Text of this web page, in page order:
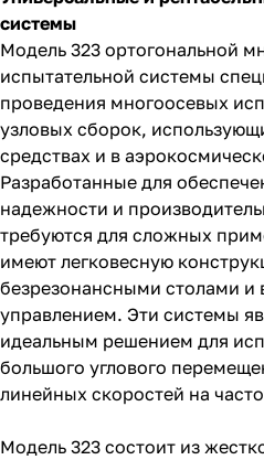
системы
Модель 323 ортогональной
испытательной системы
проведения многоосевых
узловых сборок,
средствах и в
Разработанные для
надежности и
требуются для сложных
имеют легковесную
безрезонансными столами и
управлением. Эти системы
идеальным решением для
большого углового
линейных скоростей на
Модель 323 состоит из